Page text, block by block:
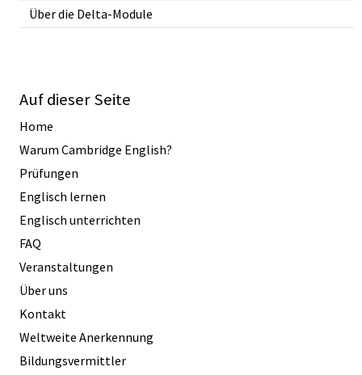
Über die Delta-Module
Auf dieser Seite
Home
Warum Cambridge English?
Prüfungen
Englisch lernen
Englisch unterrichten
FAQ
Veranstaltungen
Über uns
Kontakt
Weltweite Anerkennung
Bildungsvermittler